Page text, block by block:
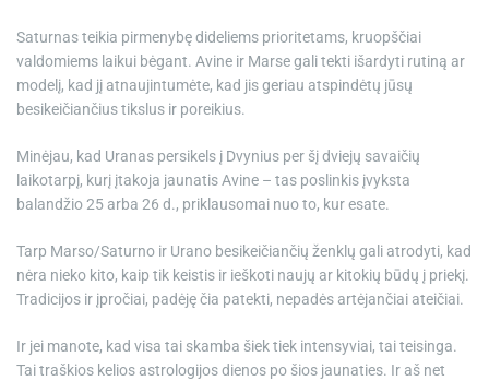
Saturnas teikia pirmenybę dideliems prioritetams, kruopščiai
valdomiems laikui bėgant. Avine ir Marse gali tekti išardyti rutiną ar
modelį, kad jį atnaujintumėte, kad jis geriau atspindėtų jūsų
besikeičiančius tikslus ir poreikius.
Minėjau, kad Uranas persikels į Dvynius per šį dviejų savaičių
laikotarpį, kurį įtakoja jaunatis Avine – tas poslinkis įvyksta
balandžio 25 arba 26 d., priklausomai nuo to, kur esate.
Tarp Marso/Saturno ir Urano besikeičiančių ženklų gali atrodyti, kad
nėra nieko kito, kaip tik keistis ir ieškoti naujų ar kitokių būdų į priekį.
Tradicijos ir įpročiai, padėję čia patekti, nepadės artėjančiai ateičiai.
Ir jei manote, kad visa tai skamba šiek tiek intensyviai, tai teisinga.
Tai traškios kelios astrologijos dienos po šios jaunaties. Ir aš net